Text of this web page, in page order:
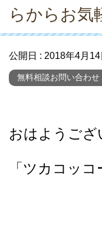
らからお気
公開日 : 2018年4月14
無料相談お問い合わせ
おはようござ
「ツカコッコ